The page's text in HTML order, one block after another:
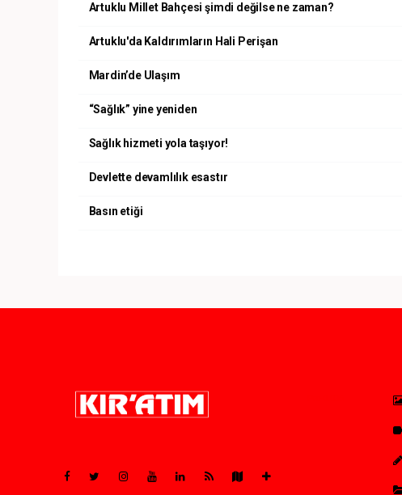
Artuklu Millet Bahçesi şimdi değilse ne zaman?
Artuklu'da Kaldırımların Hali Perişan
Mardin’de Ulaşım
“Sağlık” yine yeniden
Sağlık hizmeti yola taşıyor!
Devlette devamlılık esastır
Basın etiği